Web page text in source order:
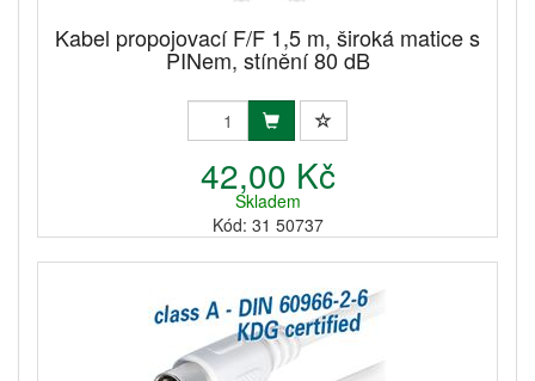
Kabel propojovací F/F 1,5 m, široká matice s
PINem, stínění 80 dB
42,00 Kč
Skladem
Kód: 31 50737